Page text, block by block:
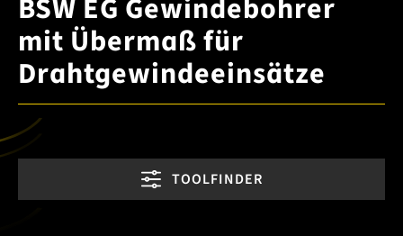
BSW EG Gewindebohrer
mit Übermaß für
Drahtgewindeeinsätze
TOOLFINDER